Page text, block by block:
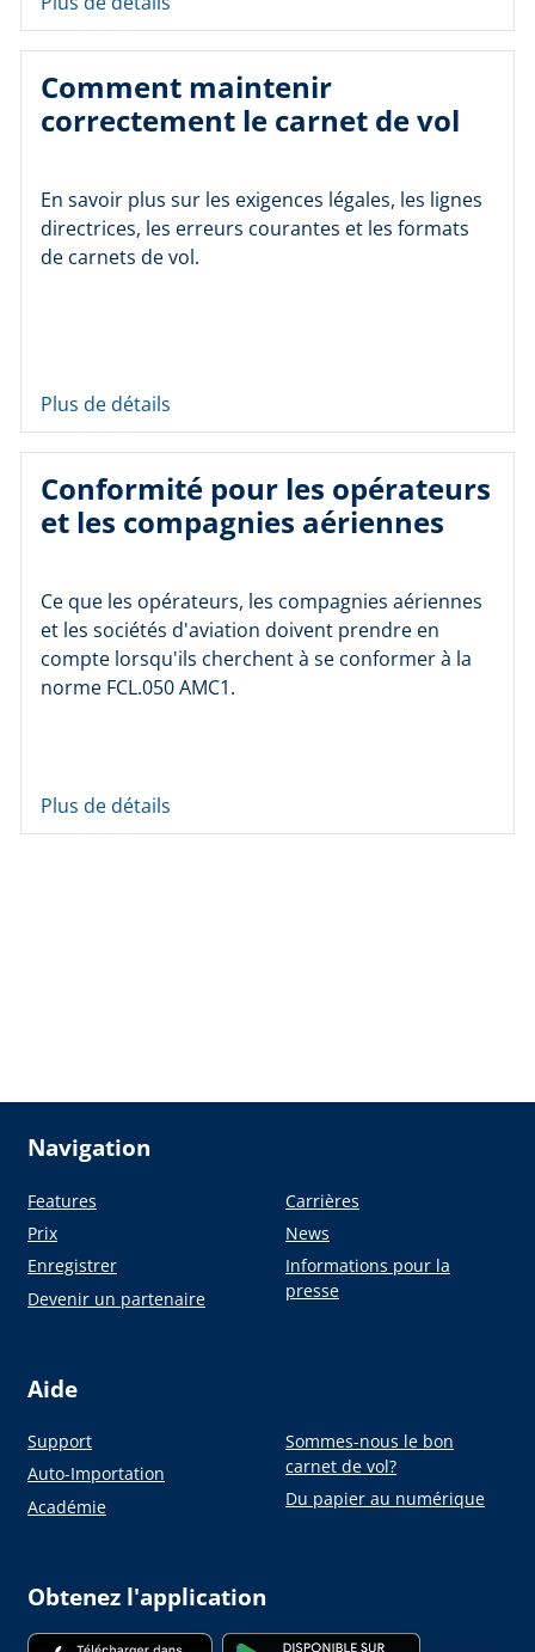
Comment maintenir
correctement le carnet de vol
En savoir plus sur les exigences légales, les lignes
directrices, les erreurs courantes et les formats
de carnets de vol.
Plus de détails
Conformité pour les opérateurs
et les compagnies aériennes
Ce que les opérateurs, les compagnies aériennes
et les sociétés d'aviation doivent prendre en
compte lorsqu'ils cherchent à se conformer à la
norme FCL.050 AMC1.
Plus de détails
Navigation
Features
Prix
Enregistrer
Devenir un partenaire
Carrières
News
Informations pour la
presse
Aide
Support
Auto-Importation
Académie
Sommes-nous le bon
carnet de vol?
Du papier au numérique
Obtenez l'application